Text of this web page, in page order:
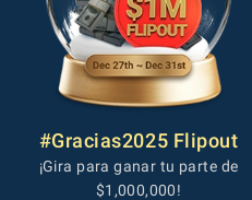
#Gracias2025 Flipout
¡Gira para ganar tu parte de
$1,000,000!